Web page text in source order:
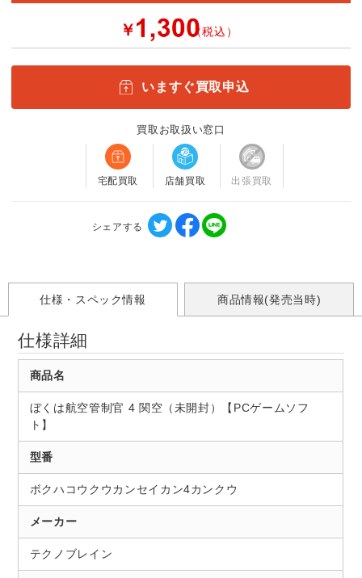
￥ （税込）
いますぐ買取申込
買取お取扱い窓口
宅配買取 店舗買取 出張買取
シェアする
仕様・スペック情報 商品情報(発売当時)
仕様詳細
商品名
ぼくは航空管制官 4 関空（未開封）【PCゲームソフ
ト】
型番
ボクハコウクウカンセイカン4カンクウ
メーカー
テクノブレイン